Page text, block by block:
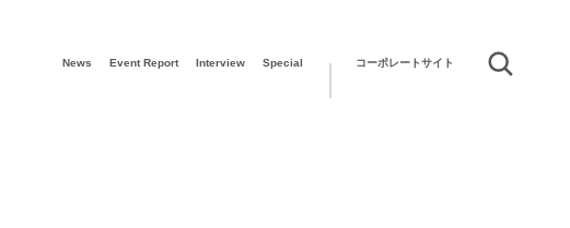
News Event Report Interview Special コーポレートサイト